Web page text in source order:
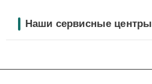
Наши сервисные центры